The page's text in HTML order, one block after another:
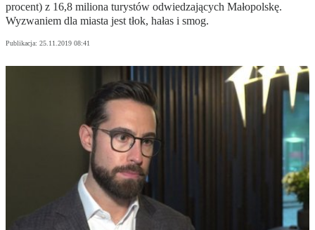
procent) z 16,8 miliona turystów odwiedzających Małopolskę.
Wyzwaniem dla miasta jest tłok, hałas i smog.
Publikacja: 25.11.2019 08:41